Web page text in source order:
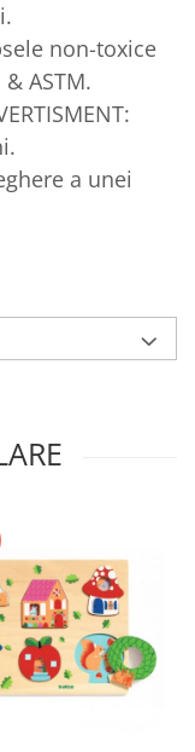
non-toxice
ASTM.
a unei